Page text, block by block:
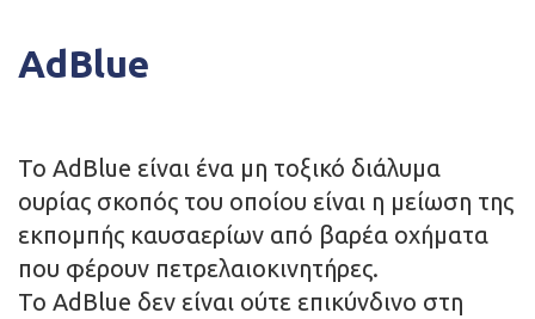
AdBlue
To AdBlue είναι ένα μη τοξικό διάλυμα
ουρίας σκοπός του οποίου είναι η μείωση της
εκπομπής καυσαερίων από βαρέα οχήματα
που φέρουν πετρελαιοκινητήρες.
Το AdBlue δεν είναι ούτε επικύνδινο στη